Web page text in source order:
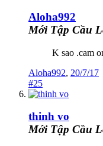
Aloha992
Mới Tập Cầu
K sao .cam
Aloha992, 20/7/17
#25
thinh vo
Mới Tập Cầu